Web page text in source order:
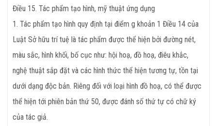
Điều 15. Tác phẩm tạo hình, mỹ thuật ứng dụng
1. Tác phẩm tạo hình quy định tại điểm g khoản 1 Điều 14 của
Luật Sở hữu trí tuệ là tác phẩm được thể hiện bởi đường nét,
màu sắc, hình khối, bố cục như: hội hoạ, đồ hoạ, điêu khắc,
nghệ thuật sắp đặt và các hình thức thể hiện tương tự, tồn tại
dưới dạng độc bản. Riêng đối với loại hình đồ hoạ, có thể được
thể hiện tới phiên bản thứ 50, được đánh số thứ tự có chữ ký
của tác giả.